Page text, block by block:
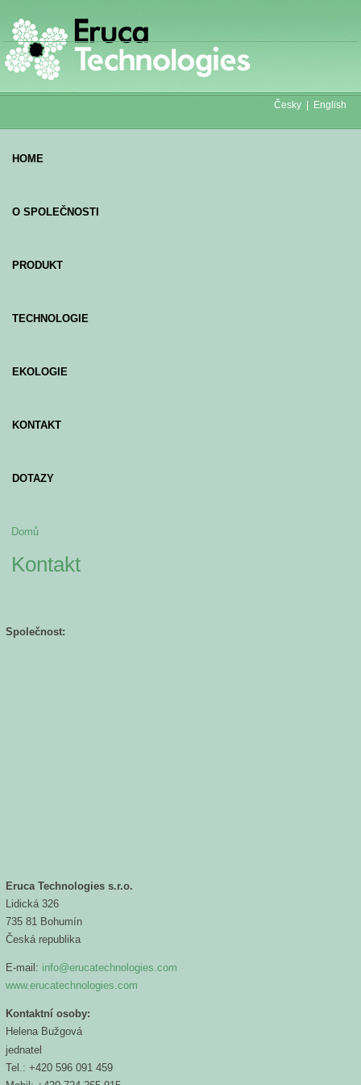
Česky | English
HOME
O SPOLEČNOSTI
PRODUKT
TECHNOLOGIE
EKOLOGIE
KONTAKT
DOTAZY
Jste zde
Domů
Kontakt
Společnost:
Eruca Technologies s.r.o.
Lidická 326
735 81 Bohumín
Česká republika
E-mail: info@erucatechnologies.com
www.erucatechnologies.com
Kontaktní osoby:
Helena Bužgová
jednatel
Tel.: +420 596 091 459